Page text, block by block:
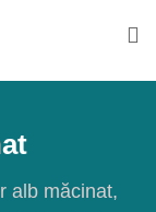
alb măcinat